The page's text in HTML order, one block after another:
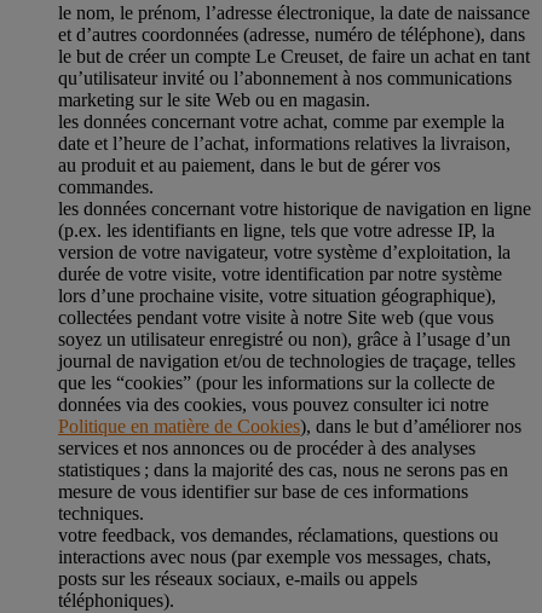
le nom, le prénom, l’adresse électronique, la date de naissance
et d’autres coordonnées (adresse, numéro de téléphone), dans
le but de créer un compte Le Creuset, de faire un achat en tant
qu’utilisateur invité ou l’abonnement à nos communications
marketing sur le site Web ou en magasin.
les données concernant votre achat, comme par exemple la
date et l’heure de l’achat, informations relatives la livraison,
au produit et au paiement, dans le but de gérer vos
commandes.
les données concernant votre historique de navigation en ligne
(p.ex. les identifiants en ligne, tels que votre adresse IP, la
version de votre navigateur, votre système d’exploitation, la
durée de votre visite, votre identification par notre système
lors d’une prochaine visite, votre situation géographique),
collectées pendant votre visite à notre Site web (que vous
soyez un utilisateur enregistré ou non), grâce à l’usage d’un
journal de navigation et/ou de technologies de traçage, telles
que les “cookies” (pour les informations sur la collecte de
données via des cookies, vous pouvez consulter ici notre
Politique en matière de Cookies), dans le but d’améliorer nos
services et nos annonces ou de procéder à des analyses
statistiques ; dans la majorité des cas, nous ne serons pas en
mesure de vous identifier sur base de ces informations
techniques.
votre feedback, vos demandes, réclamations, questions ou
interactions avec nous (par exemple vos messages, chats,
posts sur les réseaux sociaux, e-mails ou appels
téléphoniques).